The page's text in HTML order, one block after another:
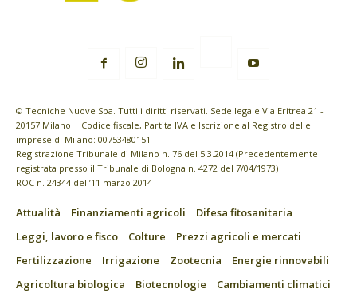
© Tecniche Nuove Spa. Tutti i diritti riservati. Sede legale Via Eritrea 21 -
20157 Milano | Codice fiscale, Partita IVA e Iscrizione al Registro delle
imprese di Milano: 00753480151
Registrazione Tribunale di Milano n. 76 del 5.3.2014 (Precedentemente
registrata presso il Tribunale di Bologna n. 4272 del 7/04/1973)
ROC n. 24344 dell’11 marzo 2014
Attualità Finanziamenti agricoli
Difesa fitosanitaria
Leggi, lavoro e fisco
Colture
Prezzi agricoli e mercati
Fertilizzazione
Irrigazione Zootecnia
Energie rinnovabili
Agricoltura biologica
Biotecnologie
Cambiamenti climatici